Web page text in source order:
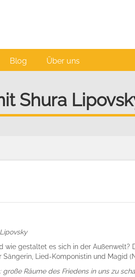
Blog Über uns
Shura
wie gestaltet es sich in der
Lied-Komponistin und Magid
Räume des Friedens in uns zu